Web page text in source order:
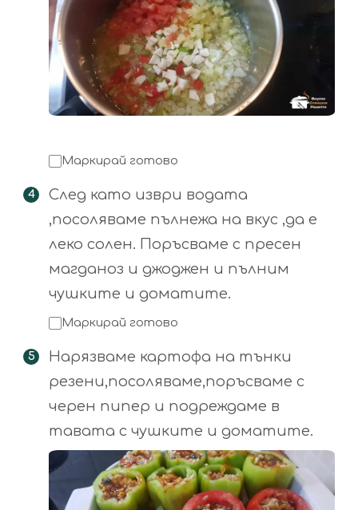
Маркирай готово
След като изври водата
,посоляваме пълнежа на вкус ,да е
леко солен. Поръсваме с пресен
магданоз и джоджен и пълним
чушките и доматите.
Маркирай готово
Нарязваме картофа на тънки
резени,посоляваме,поръсваме с
черен пипер и подреждаме в
тавата с чушките и доматите.